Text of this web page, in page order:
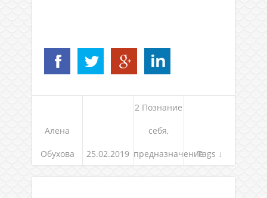
Алена
Обухова 25.02.2019
2 Познание
себя,
предназначениеTags ↓